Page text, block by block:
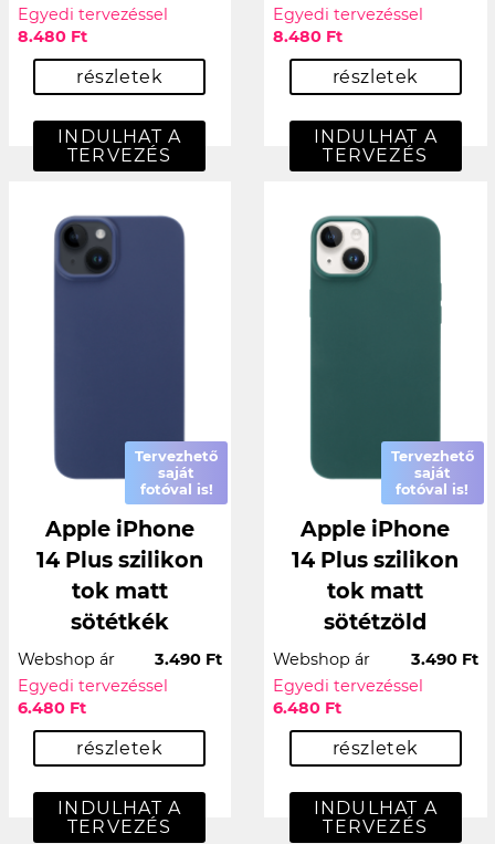
Egyedi tervezéssel
8.480 Ft
részletek
INDULHAT A
TERVEZÉS
Egyedi tervezéssel
8.480 Ft
részletek
INDULHAT A
TERVEZÉS
Tervezhető
saját
fotóval is!
Apple iPhone
14 Plus szilikon
tok matt
sötétkék
Webshop ár
3.490 Ft
Egyedi tervezéssel
6.480 Ft
részletek
INDULHAT A
TERVEZÉS
Tervezhető
saját
fotóval is!
Apple iPhone
14 Plus szilikon
tok matt
sötétzöld
Webshop ár
3.490 Ft
Egyedi tervezéssel
6.480 Ft
részletek
INDULHAT A
TERVEZÉS